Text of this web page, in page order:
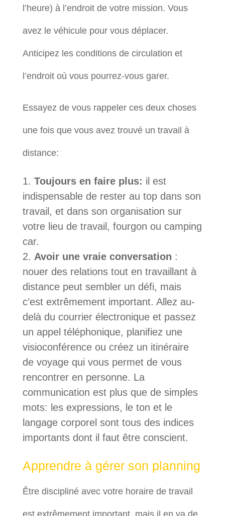
l’heure) à l’endroit de votre mission. Vous
avez le véhicule pour vous déplacer.
Anticipez les conditions de circulation et
l’endroit où vous pourrez-vous garer.
Essayez de vous rappeler ces deux choses
une fois que vous avez trouvé un travail à
distance:
Toujours en faire plus: il est
indispensable de rester au top dans son
travail, et dans son organisation sur
votre lieu de travail, fourgon ou camping
car.
Avoir une vraie conversation :
nouer des relations tout en travaillant à
distance peut sembler un défi, mais
c’est extrêmement important. Allez au-
delà du courrier électronique et passez
un appel téléphonique, planifiez une
visioconférence ou créez un itinéraire
de voyage qui vous permet de vous
rencontrer en personne. La
communication est plus que de simples
mots: les expressions, le ton et le
langage corporel sont tous des indices
importants dont il faut être conscient.
Apprendre à gérer son planning
Être discipliné avec votre horaire de travail
est extrêmement important, mais il en va de